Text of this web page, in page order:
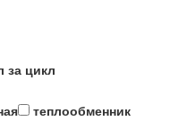
за цикл
теплообменник